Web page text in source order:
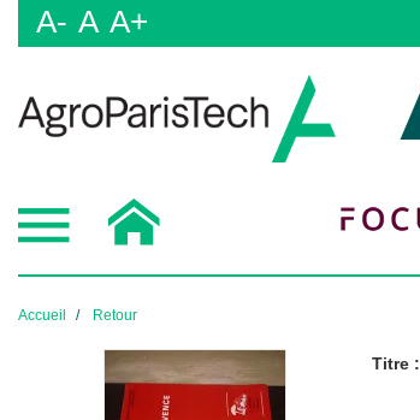
A- A A+
Accueil Retour
Titre :